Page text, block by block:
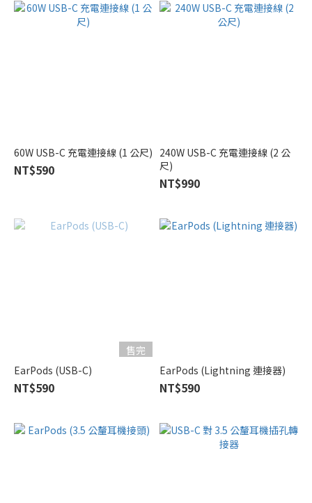
60W USB-C 充電連接線 (1 公尺)
NT$590
240W USB-C 充電連接線 (2 公
尺)
NT$990
售完
EarPods (USB-C)
NT$590
EarPods (Lightning 連接器)
NT$590